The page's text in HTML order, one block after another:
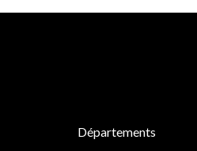
Départements